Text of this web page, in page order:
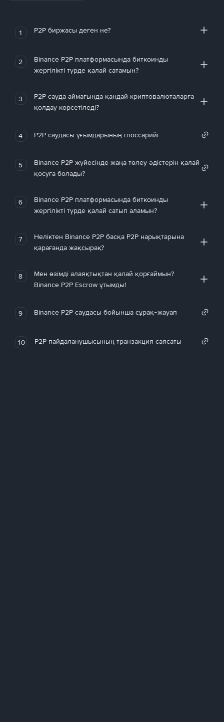
1 P2P биржасы деген не?
2
Binance P2P платформасында биткоинды
жергілікті түрде қалай сатамын?
3
P2P сауда аймағында қандай криптовалюталарға
қолдау көрсетіледі?
4 P2P саудасы ұғымдарының глоссарийі
5
Binance P2P жүйесінде жаңа төлеу әдістерін қалай
қосуға болады?
6
Binance P2P платформасында биткоинды
жергілікті түрде қалай сатып аламын?
7
Неліктен Binance P2P басқа P2P нарықтарына
қарағанда жақсырақ?
8
Мен өзімді алаяқтықтан қалай қорғаймын?
Binance P2P Escrow ұтымды!
9 Binance P2P саудасы бойынша сұрақ-жауап
10 P2P пайдаланушысының транзакция саясаты